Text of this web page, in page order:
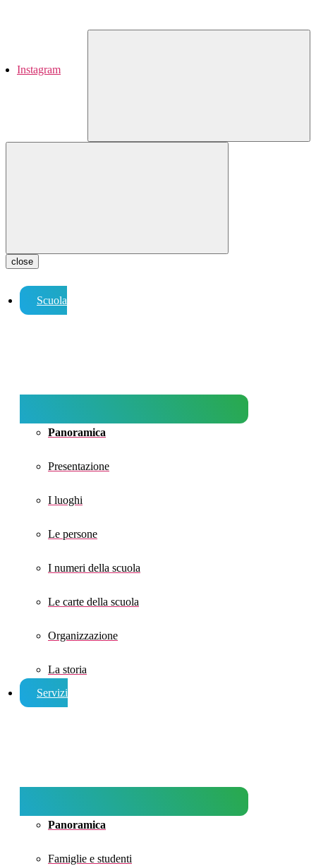
Instagram
close
Scuola
Panoramica
Presentazione
I luoghi
Le persone
I numeri della scuola
Le carte della scuola
Organizzazione
La storia
Servizi
Panoramica
Famiglie e studenti